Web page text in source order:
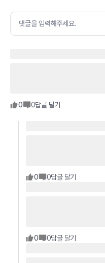
댓글을 입력해주세요.
0 0답글 달기
0 0답글 달기
0 0답글 달기